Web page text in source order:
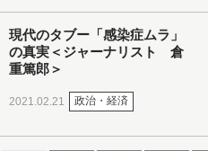
現代のタブー「感染症ムラ」
の真実＜ジャーナリスト 倉
重篤郎＞
2021.02.21 政治・経済